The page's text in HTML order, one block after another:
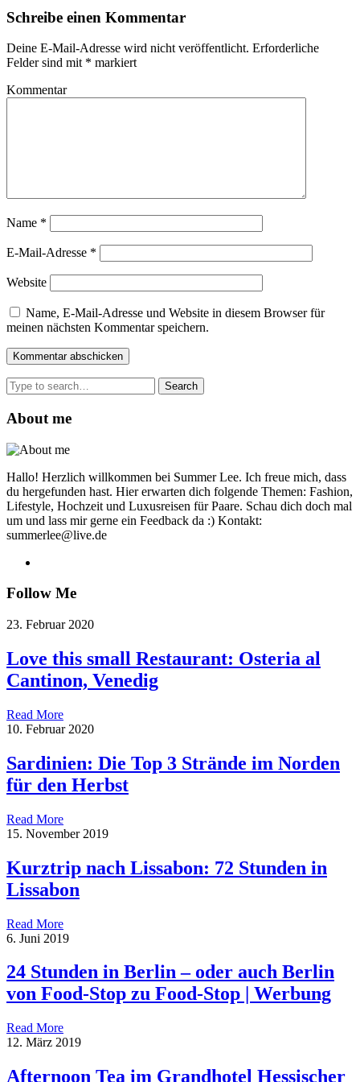
Schreibe einen Kommentar
Deine E-Mail-Adresse wird nicht veröffentlicht. Erforderliche
Felder sind mit * markiert
Kommentar
Name *
E-Mail-Adresse *
Website
Name, E-Mail-Adresse und Website in diesem Browser für
meinen nächsten Kommentar speichern.
Search
for:
About me
Hallo! Herzlich willkommen bei Summer Lee. Ich freue mich, dass
du hergefunden hast. Hier erwarten dich folgende Themen: Fashion,
Lifestyle, Hochzeit und Luxusreisen für Paare. Schau dich doch mal
um und lass mir gerne ein Feedback da :) Kontakt:
summerlee@live.de
Follow Me
23. Februar 2020
Love this small Restaurant: Osteria al
Cantinon, Venedig
Read More
10. Februar 2020
Sardinien: Die Top 3 Strände im Norden
für den Herbst
Read More
15. November 2019
Kurztrip nach Lissabon: 72 Stunden in
Lissabon
Read More
6. Juni 2019
24 Stunden in Berlin – oder auch Berlin
von Food-Stop zu Food-Stop | Werbung
Read More
12. März 2019
Afternoon Tea im Grandhotel Hessischer